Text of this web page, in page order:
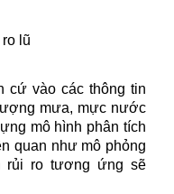
lũ
cứ vào các thông tin
mưa, mực nước
mô hình phân tích
quan như mô phỏng
rủi ro tương ứng sẽ